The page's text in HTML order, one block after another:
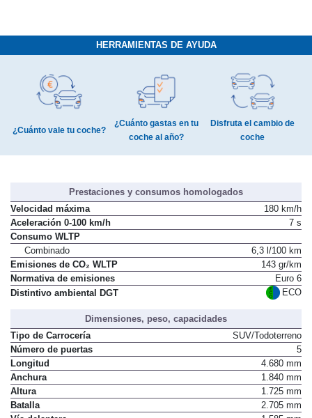
HERRAMIENTAS DE AYUDA
¿Cuánto vale tu coche?
¿Cuánto gastas en tu
coche al año?
Disfruta el cambio de
coche
Prestaciones y consumos homologados
Velocidad máxima
180 km/h
Aceleración 0-100 km/h
7 s
Consumo WLTP
Combinado
6,3 l/100 km
Emisiones de CO₂ WLTP
143 gr/km
Normativa de emisiones
Euro 6
Distintivo ambiental DGT
ECO
Dimensiones, peso, capacidades
Tipo de Carrocería
SUV/Todoterreno
Número de puertas
5
Longitud
4.680 mm
Anchura
1.840 mm
Altura
1.725 mm
Batalla
2.705 mm